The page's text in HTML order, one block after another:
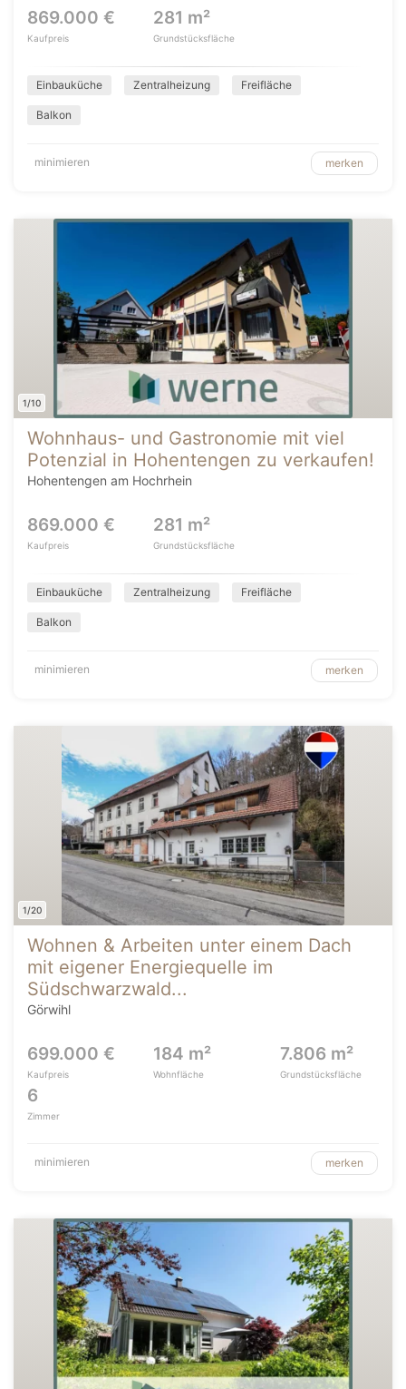
869.000 €
Kaufpreis
281 m²
Grundstücksfläche
Einbauküche Zentralheizung Freifläche
Balkon
minimieren merken
1/10
Wohnhaus- und Gastronomie mit viel
Potenzial in Hohentengen zu verkaufen!
Hohentengen am Hochrhein
869.000 €
Kaufpreis
281 m²
Grundstücksfläche
Einbauküche Zentralheizung Freifläche
Balkon
minimieren merken
1/20
Wohnen & Arbeiten unter einem Dach
mit eigener Energiequelle im
Südschwarzwald...
Görwihl
699.000 €
Kaufpreis
184 m²
Wohnfläche
7.806 m²
Grundstücksfläche
6
Zimmer
minimieren merken